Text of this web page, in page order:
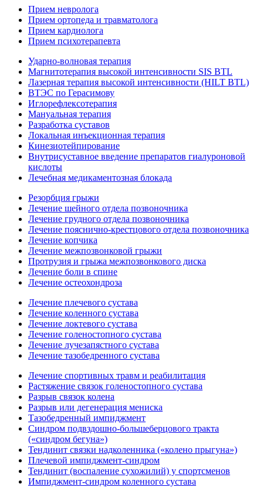
Прием невролога
Прием ортопеда и травматолога
Прием кардиолога
Прием психотерапевта
Ударно-волновая терапия
Магнитотерапия высокой интенсивности SIS BTL
Лазерная терапия высокой интенсивности (HILT BTL)
ВТЭС по Герасимову
Иглорефлексотерапия
Мануальная терапия
Разработка суставов
Локальная инъекционная терапия
Кинезиотейпирование
Внутрисуставное введение препаратов гиалуроновой
кислоты
Лечебная медикаментозная блокада
Резорбция грыжи
Лечение шейного отдела позвоночника
Лечение грудного отдела позвоночника
Лечение пояснично-крестцового отдела позвоночника
Лечение копчика
Лечение межпозвонковой грыжи
Протрузия и грыжа межпозвонкового диска
Лечение боли в спине
Лечение остеохондроза
Лечение плечевого сустава
Лечение коленного сустава
Лечение локтевого сустава
Лечение голеностопного сустава
Лечение лучезапястного сустава
Лечение тазобедренного сустава
Лечение спортивных травм и реабилитация
Растяжение связок голеностопного сустава
Разрыв связок колена
Разрыв или дегенерация мениска
Тазобедренный импиджмент
Синдром подвздошно-большеберцового тракта
(«синдром бегуна»)
Тендинит связки надколенника («колено прыгуна»)
Плечевой импиджмент-синдром
Тендинит (воспаление сухожилий) у спортсменов
Импиджмент-синдром коленного сустава